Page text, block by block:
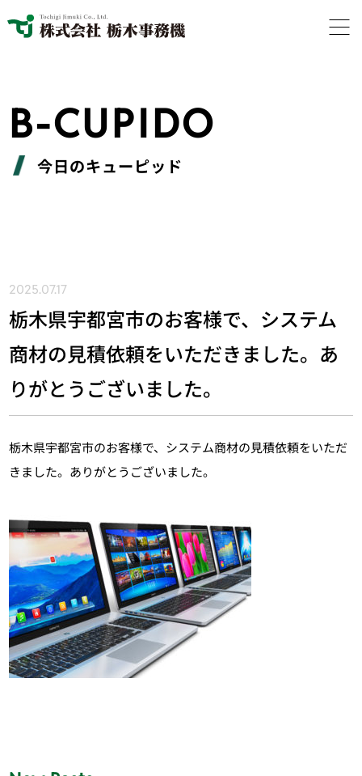
B-CUPIDO
今日のキューピッド
2025.07.17
栃木県宇都宮市のお客様で、システム
商材の見積依頼をいただきました。あ
りがとうございました。
栃木県宇都宮市のお客様で、システム商材の見積依頼をいただ
きました。ありがとうございました。